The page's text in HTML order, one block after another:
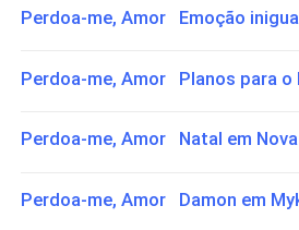
Perdoa-me, Amor Emoção
Perdoa-me, Amor Planos para o
Perdoa-me, Amor Natal em
Perdoa-me, Amor Damon em